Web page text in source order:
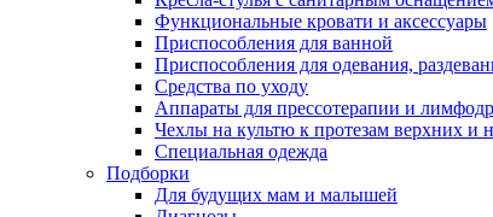
Функциональные кровати и аксессуары
Приспособления для ванной
Приспособления для одевания,
Средства по уходу
Аппараты для прессотерапии и
Чехлы на культю к протезам верхних и
Специальная одежда
Подборки
Для будущих мам и малышей